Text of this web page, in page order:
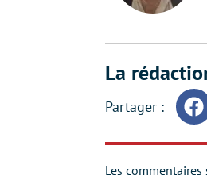
La
Les commentaires